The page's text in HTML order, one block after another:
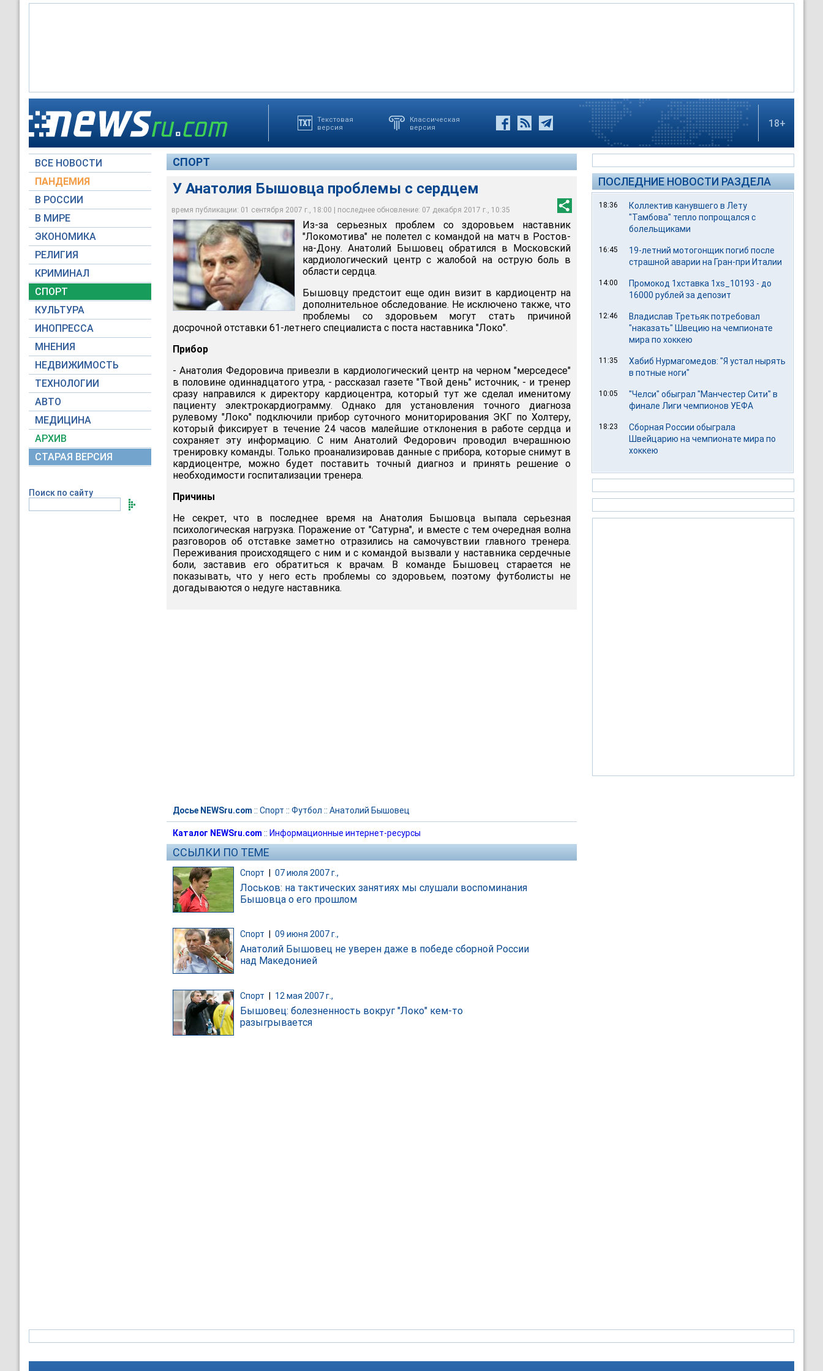
Текстовая
версия
Классическая
версия
18+
ВСЕ НОВОСТИ
ПАНДЕМИЯ
В РОССИИ
В МИРЕ
ЭКОНОМИКА
РЕЛИГИЯ
КРИМИНАЛ
СПОРТ
КУЛЬТУРА
ИНОПРЕССА
МНЕНИЯ
НЕДВИЖИМОСТЬ
ТЕХНОЛОГИИ
АВТО
МЕДИЦИНА
АРХИВ
СТАРАЯ ВЕРСИЯ
Поиск по сайту
СПОРТ
У Анатолия Бышовца проблемы с сердцем
время публикации: 01 сентября 2007 г., 18:00 | последнее обновление: 07 декабря 2017 г., 10:35
У Анатолия Бышовца проблемы с сердцем
ФК Локомотив
Из-за серьезных проблем со здоровьем наставник
"Локомотива" не полетел с командой на матч в Ростов-
на-Дону. Анатолий Бышовец обратился в Московский
кардиологический центр с жалобой на острую боль в
области сердца.
Бышовцу предстоит еще один визит в кардиоцентр на
дополнительное обследование. Не исключено также, что
проблемы со здоровьем могут стать причиной
досрочной отставки 61-летнего специалиста с поста наставника "Локо".
Прибор
- Анатолия Федоровича привезли в кардиологический центр на черном "мерседесе"
в половине одиннадцатого утра, - рассказал газете "Твой день" источник, - и тренер
сразу направился к директору кардиоцентра, который тут же сделал именитому
пациенту электрокардиограмму. Однако для установления точного диагноза
рулевому "Локо" подключили прибор суточного мониторирования ЭКГ по Холтеру,
который фиксирует в течение 24 часов малейшие отклонения в работе сердца и
сохраняет эту информацию. С ним Анатолий Федорович проводил вчерашнюю
тренировку команды. Только проанализировав данные с прибора, которые снимут в
кардиоцентре, можно будет поставить точный диагноз и принять решение о
необходимости госпитализации тренера.
Причины
Не секрет, что в последнее время на Анатолия Бышовца выпала серьезная
психологическая нагрузка. Поражение от "Сатурна", и вместе с тем очередная волна
разговоров об отставке заметно отразились на самочувствии главного тренера.
Переживания происходящего с ним и с командой вызвали у наставника сердечные
боли, заставив его обратиться к врачам. В команде Бышовец старается не
показывать, что у него есть проблемы со здоровьем, поэтому футболисты не
догадываются о недуге наставника.
Досье NEWSru.com :: Спорт :: Футбол :: Анатолий Бышовец
Каталог NEWSru.com :: Информационные интернет-ресурсы
ССЫЛКИ ПО ТЕМЕ
Спорт 07 июля 2007 г.,
Лоськов: на тактических занятиях мы слушали воспоминания
Бышовца о его прошлом
Спорт 09 июня 2007 г.,
Анатолий Бышовец не уверен даже в победе сборной России
над Македонией
Спорт | 12 мая 2007 г.,
Бышовец: болезненность вокруг "Локо" кем-то
разыгрывается
ПОСЛЕДНИЕ НОВОСТИ РАЗДЕЛА
18:36
Коллектив канувшего в Лету
"Тамбова" тепло попрощался с
болельщиками
16:45
19-летний мотогонщик погиб после
страшной аварии на Гран-при Италии
14:00
Промокод 1хставка 1xs_10193 - до
16000 рублей за депозит
12:46
Владислав Третьяк потребовал
"наказать" Швецию на чемпионате
мира по хоккею
11:35
Хабиб Нурмагомедов: "Я устал нырять
в потные ноги"
10:05
"Челси" обыграл "Манчестер Сити" в
финале Лиги чемпионов УЕФА
18:23
Сборная России обыграла
Швейцарию на чемпионате мира по
хоккею